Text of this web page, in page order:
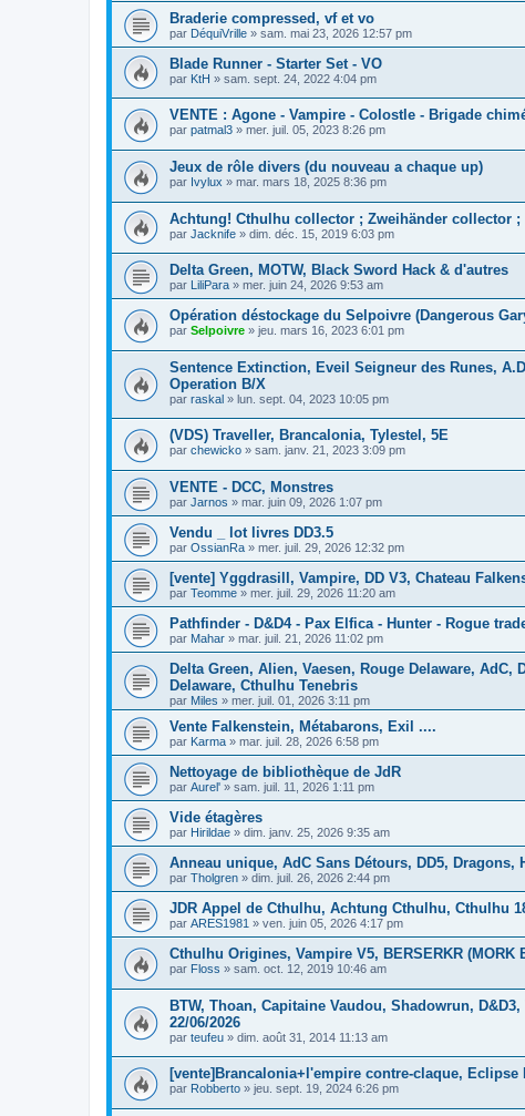
Braderie compressed, vf et vo
par DéquiVrille » sam. mai 23, 2026 12:57 pm
Blade Runner - Starter Set - VO
par KtH » sam. sept. 24, 2022 4:04 pm
VENTE : Agone - Vampire - Colostle - Brigade
par patmal3 » mer. juil. 05, 2023 8:26 pm
Jeux de rôle divers (du nouveau a chaque up)
par Ivylux » mar. mars 18, 2025 8:36 pm
Achtung! Cthulhu collector ; Zweihänder collector
par Jacknife » dim. déc. 15, 2019 6:03 pm
Delta Green, MOTW, Black Sword Hack & d'autres
par LiliPara » mer. juin 24, 2026 9:53 am
Opération déstockage du Selpoivre (Dangerous
par Selpoivre » jeu. mars 16, 2023 6:01 pm
Sentence Extinction, Eveil Seigneur des Runes,
Operation B/X
par raskal » lun. sept. 04, 2023 10:05 pm
(VDS) Traveller, Brancalonia, Tylestel, 5E
par chewicko » sam. janv. 21, 2023 3:09 pm
VENTE - DCC, Monstres
par Jarnos » mar. juin 09, 2026 1:07 pm
Vendu _ lot livres DD3.5
par OssianRa » mer. juil. 29, 2026 12:32 pm
[vente] Yggdrasill, Vampire, DD V3, Chateau
par Teomme » mer. juil. 29, 2026 11:20 am
Pathfinder - D&D4 - Pax Elfica - Hunter - Rogue
par Mahar » mar. juil. 21, 2026 11:02 pm
Delta Green, Alien, Vaesen, Rouge Delaware,
Delaware, Cthulhu Tenebris
par Miles » mer. juil. 01, 2026 3:11 pm
Vente Falkenstein, Métabarons, Exil ....
par Karma » mar. juil. 28, 2026 6:58 pm
Nettoyage de bibliothèque de JdR
par Aurel' » sam. juil. 11, 2026 1:11 pm
Vide étagères
par Hirildae » dim. janv. 25, 2026 9:35 am
Anneau unique, AdC Sans Détours, DD5, Dragons,
par Tholgren » dim. juil. 26, 2026 2:44 pm
JDR Appel de Cthulhu, Achtung Cthulhu, Cthulhu
par ARES1981 » ven. juin 05, 2026 4:17 pm
Cthulhu Origines, Vampire V5, BERSERKR
par Floss » sam. oct. 12, 2019 10:46 am
BTW, Thoan, Capitaine Vaudou, Shadowrun,
22/06/2026
par teufeu » dim. août 31, 2014 11:13 am
[vente]Brancalonia+l'empire contre-claque, Eclipse
par Robberto » jeu. sept. 19, 2024 6:26 pm